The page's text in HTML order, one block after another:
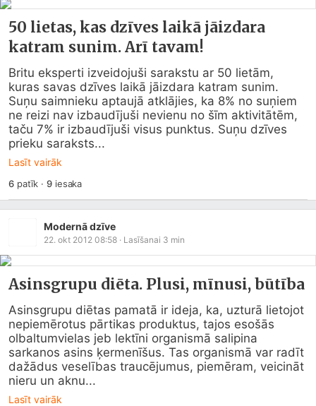
50 lietas, kas dzīves laikā jāizdara
katram sunim. Arī tavam!
Britu eksperti izveidojuši sarakstu ar 50 lietām,
kuras savas dzīves laikā jāizdara katram sunim.
Suņu saimnieku aptaujā atklājies, ka 8% no suņiem
ne reizi nav izbaudījuši nevienu no šīm aktivitātēm,
taču 7% ir izbaudījuši visus punktus. Suņu dzīves
prieku saraksts...
Lasīt vairāk
6patīk ·9iesaka
Modernā dzīve
22. okt 2012 08:58 · Lasīšanai 3 min
Asinsgrupu diēta. Plusi, mīnusi, būtība
Asinsgrupu diētas pamatā ir ideja, ka, uzturā lietojot
nepiemērotus pārtikas produktus, tajos esošās
olbaltumvielas jeb lektīni organismā salipina
sarkanos asins ķermenīšus. Tas organismā var radīt
dažādus veselības traucējumus, piemēram, veicināt
nieru un aknu...
Lasīt vairāk